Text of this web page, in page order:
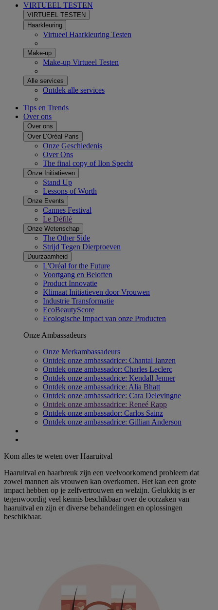
VIRTUEEL TESTEN
VIRTUEEL TESTEN
Haarkleuring
Virtueel Haarkleuring Testen
Make-up
Make-up Virtueel Testen
Alle services
Ontdek alle services
Tips en Trends
Over ons
Over ons
Over L’Oréal Paris
Onze Geschiedenis
Over Ons
The final copy of Ilon Specht
Onze Initiatieven
Stand Up
Lessons of Worth
Onze Events
Cannes Festival
Le Défilé
Onze Wetenschap​
The Other Side
Strijd Tegen Dierproeven
Duurzaamheid
L'Oréal for the Future
Voortgang en Beloften
Product Innovatie
Klimaat Initiatieven door Vrouwen
Industrie Transformatie
EcoBeautyScore
Ecologische Impact van onze Producten
Onze Ambassadeurs
Onze Merkambassadeurs
Ontdek onze ambassadrice: Chantal Janzen
Ontdek onze ambassador: Charles Leclerc
Ontdek onze ambassadrice: Kendall Jenner
Ontdek onze ambassadrice: Alia Bhatt
Ontdek onze ambassadrice: Cara Delevingne
Ontdek onze ambassadrice: Reneé Rapp
Ontdek onze ambassador: Carlos Sainz
Ontdek onze ambassadrice: Gillian Anderson
Kom alles te weten over Haaruitval
Haaruitval en haarbreuk zijn een veelvoorkomend probleem dat
zowel mannen als vrouwen kan overkomen. Het kan een grote
impact hebben op je zelfvertrouwen en welzijn. Gelukkig is er
tegenwoordig veel kennis beschikbaar over de oorzaken van
haaruitval en zijn er diverse behandelingen en oplossingen
beschikbaar.​